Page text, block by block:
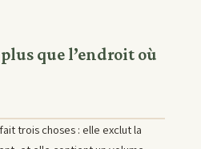
que l’endroit où
trois choses : elle exclut la